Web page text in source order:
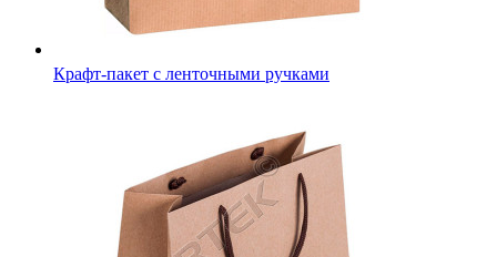
Крафт-пакет с ленточными ручками